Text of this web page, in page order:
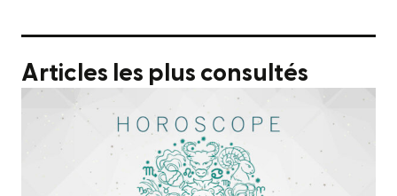
Articles les plus consultés